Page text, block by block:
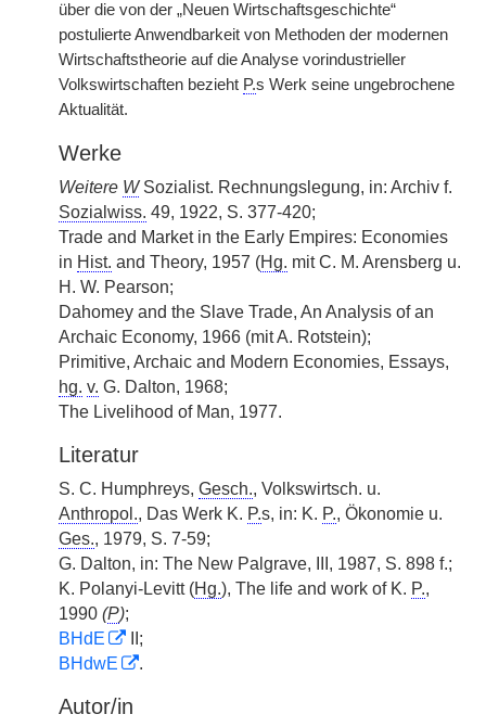
über die von der „Neuen Wirtschaftsgeschichte“
postulierte Anwendbarkeit von Methoden der modernen
Wirtschaftstheorie auf die Analyse vorindustrieller
Volkswirtschaften bezieht P.s Werk seine ungebrochene
Aktualität.
Werke
Weitere WSozialist. Rechnungslegung, in: Archiv f.
Sozialwiss. 49, 1922, S. 377-420;
Trade and Market in the Early Empires: Economies
in Hist. and Theory, 1957 (Hg. mit C. M. Arensberg u.
H. W. Pearson;
Dahomey and the Slave Trade, An Analysis of an
Archaic Economy, 1966 (mit A. Rotstein);
Primitive, Archaic and Modern Economies, Essays,
hg. v. G. Dalton, 1968;
The Livelihood of Man, 1977.
Literatur
S. C. Humphreys, Gesch., Volkswirtsch. u.
Anthropol., Das Werk K. P.s, in: K. P., Ökonomie u.
Ges., 1979, S. 7-59;
G. Dalton, in: The New Palgrave, III, 1987, S. 898 f.;
K. Polanyi-Levitt (Hg.), The life and work of K. P.,
1990 (P);
BHdE
II;
BHdwE
.
Autor/in